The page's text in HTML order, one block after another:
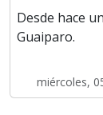
Desde hace
Guaiparo.
miércoles,